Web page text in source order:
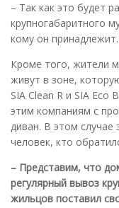
– Так как это будет
крупногабаритного
кому он принадлежит.
Кроме того, жители
живут в зоне,
SIA Clean R и SIA Eco
этим компаниям с
диван. В этом случае
человек, кто
– Представим, что
регулярный вывоз
жильцов поставил